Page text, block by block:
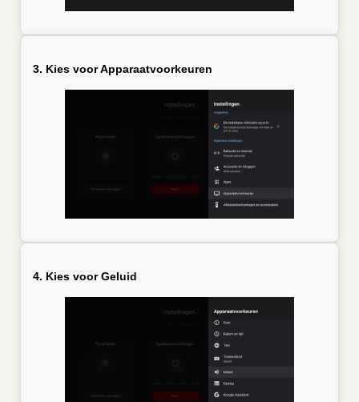
3. Kies voor Apparaatvoorkeuren
4. Kies voor Geluid